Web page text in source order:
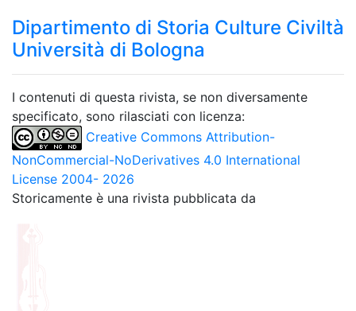
Dipartimento di Storia Culture Civiltà
Università di Bologna
I contenuti di questa rivista, se non diversamente
specificato, sono rilasciati con licenza:
Creative Commons Attribution-
NonCommercial-NoDerivatives 4.0 International
License 2004- 2026
Storicamente è una rivista pubblicata da